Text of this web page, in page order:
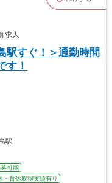
求人
駅すぐ！＞通勤時間
す！
駅
可能
・育休取得実績有り